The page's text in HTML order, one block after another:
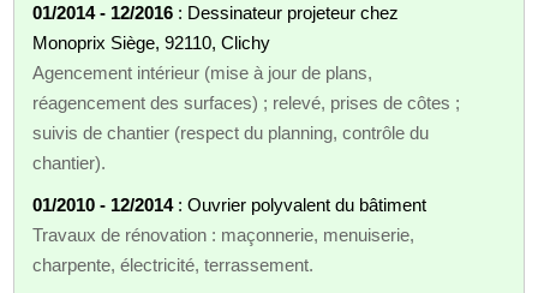
01/2014 - 12/2016 : Dessinateur projeteur chez
Monoprix Siège, 92110, Clichy
Agencement intérieur (mise à jour de plans,
réagencement des surfaces) ; relevé, prises de côtes ;
suivis de chantier (respect du planning, contrôle du
chantier).
01/2010 - 12/2014: Ouvrier polyvalent du bâtiment
Travaux de rénovation : maçonnerie, menuiserie,
charpente, électricité, terrassement.